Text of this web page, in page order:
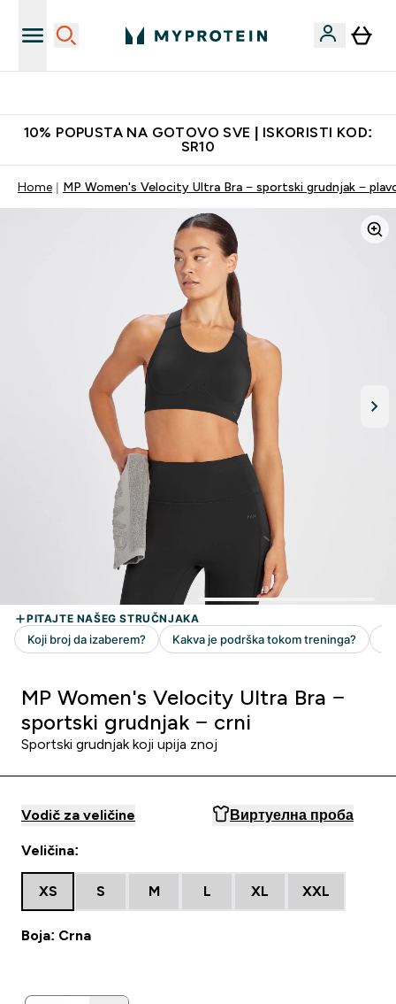
10% POPUSTA NA GOTOVO SVE | ISKORISTI KOD:
SR10
Home MP Women's Velocity Ultra Bra − sportski grudnjak −
MP Women's Velocity Ultra Bra −
sportski grudnjak − crni
Sportski grudnjak koji upija znoj
Vodič za veličine Виртуелна проба
Veličina:
XS S M L XL XXL
Boja: Crna